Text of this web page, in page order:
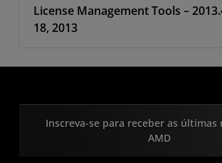
License Management Tools –
18, 2013
Inscreva-se para receber as últimas
AMD